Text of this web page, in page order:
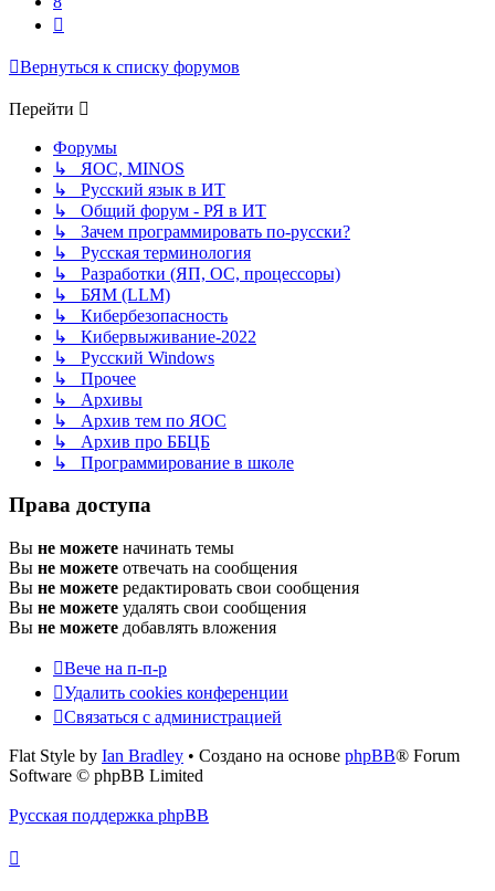
Вернуться к списку форумов
Перейти
Форумы
↳ ЯОС, MINOS
↳ Русский язык в ИТ
↳ Общий форум - РЯ в ИТ
↳ Зачем программировать по-русски?
↳ Русская терминология
↳ Разработки (ЯП, ОС, процессоры)
↳ БЯМ (LLM)
↳ Кибербезопасность
↳ Кибервыживание-2022
↳ Русский Windows
↳ Прочее
↳ Архивы
↳ Архив тем по ЯОС
↳ Архив про ББЦБ
↳ Программирование в школе
Права доступа
Вы не можете начинать темы
Вы не можете отвечать на сообщения
Вы не можете редактировать свои сообщения
Вы не можете удалять свои сообщения
Вы не можете добавлять вложения
Вече на п-п-р
Удалить cookies конференции
Связаться с администрацией
Flat Style by Ian Bradley • Создано на основе phpBB® Forum
Software © phpBB Limited
Русская поддержка phpBB